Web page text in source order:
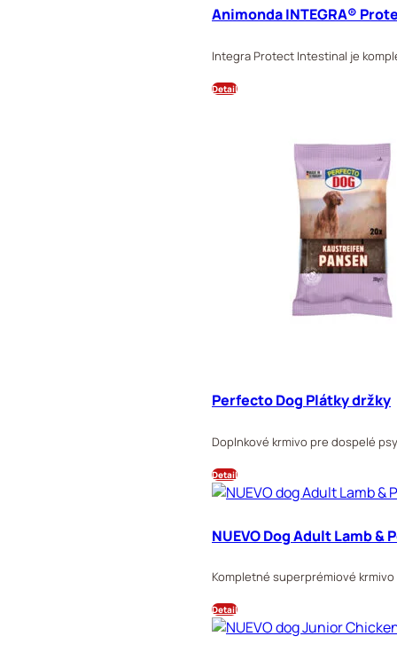
Animonda INTEGRA®
Integra Protect Intestinal je
Detail
Perfecto Dog Plátky držky
Doplnkové krmivo pre dospelé
Detail
NUEVO Dog Adult Lamb &
Kompletné superprémiové
Detail